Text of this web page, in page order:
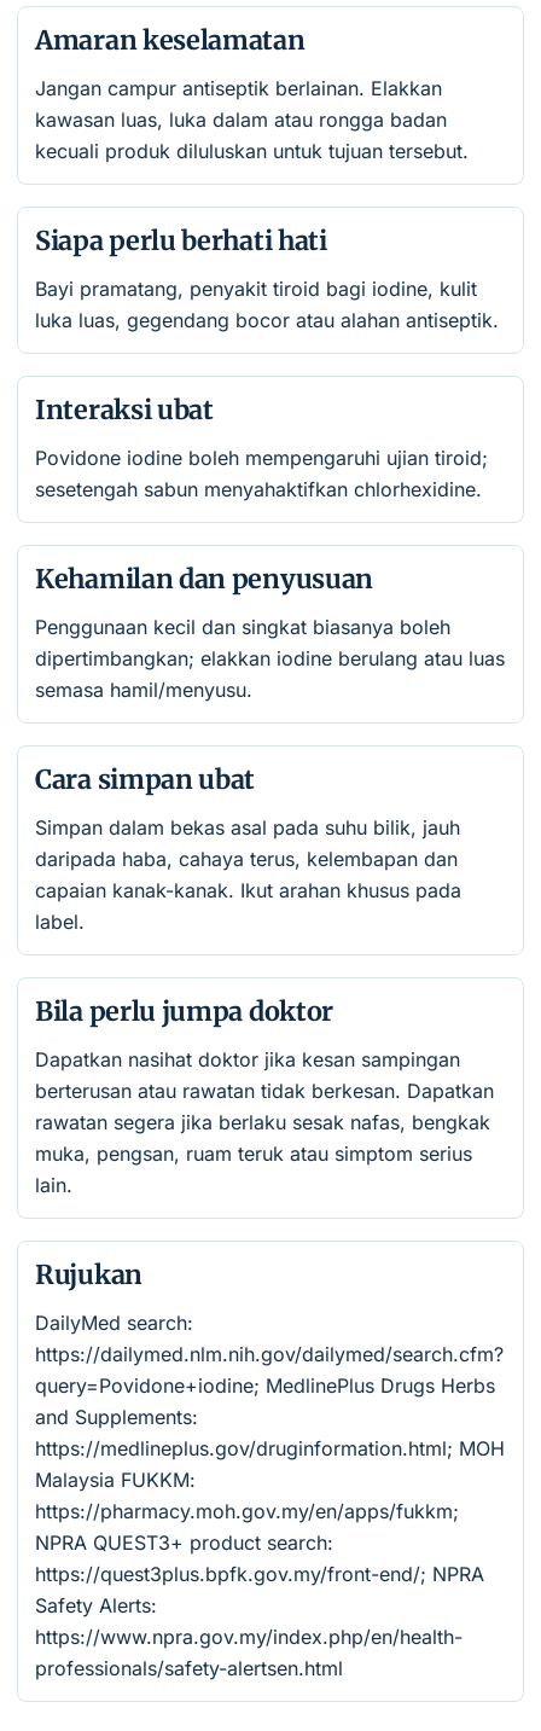
Amaran keselamatan
Jangan campur antiseptik berlainan. Elakkan
kawasan luas, luka dalam atau rongga badan
kecuali produk diluluskan untuk tujuan tersebut.
Siapa perlu berhati hati
Bayi pramatang, penyakit tiroid bagi iodine, kulit
luka luas, gegendang bocor atau alahan antiseptik.
Interaksi ubat
Povidone iodine boleh mempengaruhi ujian tiroid;
sesetengah sabun menyahaktifkan chlorhexidine.
Kehamilan dan penyusuan
Penggunaan kecil dan singkat biasanya boleh
dipertimbangkan; elakkan iodine berulang atau luas
semasa hamil/menyusu.
Cara simpan ubat
Simpan dalam bekas asal pada suhu bilik, jauh
daripada haba, cahaya terus, kelembapan dan
capaian kanak-kanak. Ikut arahan khusus pada
label.
Bila perlu jumpa doktor
Dapatkan nasihat doktor jika kesan sampingan
berterusan atau rawatan tidak berkesan. Dapatkan
rawatan segera jika berlaku sesak nafas, bengkak
muka, pengsan, ruam teruk atau simptom serius
lain.
Rujukan
DailyMed search:
https://dailymed.nlm.nih.gov/dailymed/search.cfm?
query=Povidone+iodine; MedlinePlus Drugs Herbs
and Supplements:
https://medlineplus.gov/druginformation.html; MOH
Malaysia FUKKM:
https://pharmacy.moh.gov.my/en/apps/fukkm;
NPRA QUEST3+ product search:
https://quest3plus.bpfk.gov.my/front-end/; NPRA
Safety Alerts:
https://www.npra.gov.my/index.php/en/health-
professionals/safety-alertsen.html